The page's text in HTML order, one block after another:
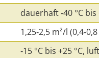
dauerhaft ‑40 °C
1,25‑2,5 m²/l
‑15 °C bis +25 °C,